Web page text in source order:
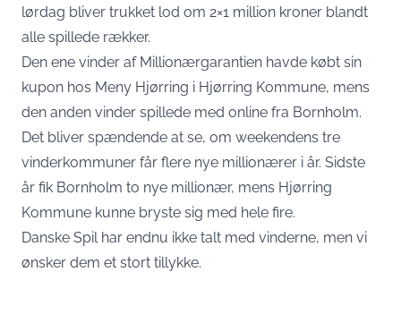
lørdag bliver trukket lod om 2×1 million kroner blandt
alle spillede rækker.
Den ene vinder af Millionærgarantien havde købt sin
kupon hos Meny Hjørring i Hjørring Kommune, mens
den anden vinder spillede med online fra Bornholm.
Det bliver spændende at se, om weekendens tre
vinderkommuner får flere nye millionærer i år. Sidste
år fik Bornholm to nye millionær, mens Hjørring
Kommune kunne bryste sig med hele fire.
Danske Spil har endnu ikke talt med vinderne, men vi
ønsker dem et stort tillykke.